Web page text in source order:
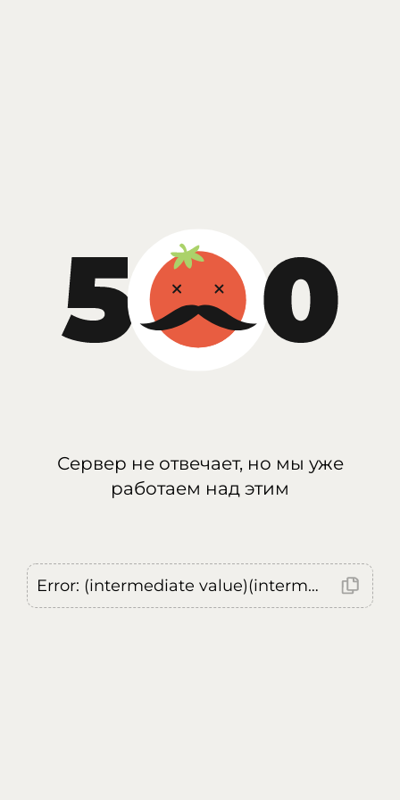
Сервер не отвечает, но мы уже
работаем над этим
Error: (intermediate value)(intermediate value)(intermediate value).replaceAll is not a function